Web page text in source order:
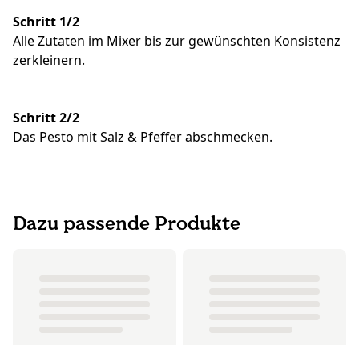
Schritt 1/2
Alle Zutaten im Mixer bis zur gewünschten Konsistenz
zerkleinern.
Schritt 2/2
Das Pesto mit Salz & Pfeffer abschmecken.
Dazu passende Produkte